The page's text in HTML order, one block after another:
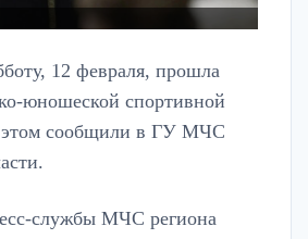
12 февраля, прошла
юношеской спортивной
сообщили в ГУ МЧС
службы МЧС региона